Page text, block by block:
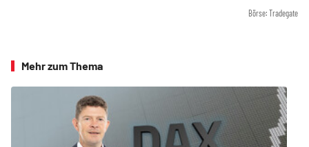
Börse: Tradegate
Mehr zum Thema